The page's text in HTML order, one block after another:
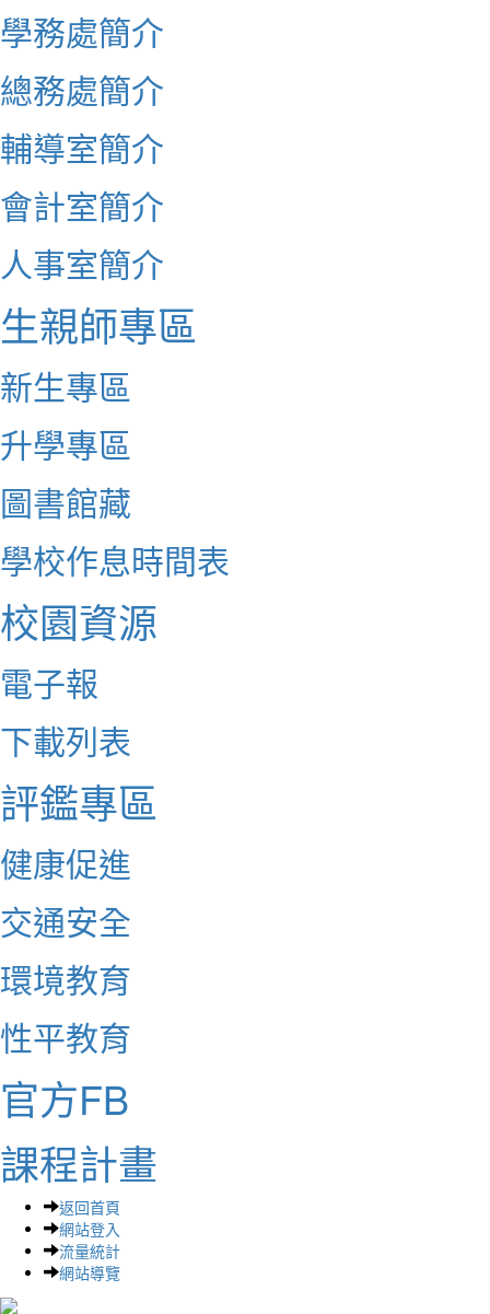
學務處簡介
總務處簡介
輔導室簡介
會計室簡介
人事室簡介
生親師專區
新生專區
升學專區
圖書館藏
學校作息時間表
校園資源
電子報
下載列表
評鑑專區
健康促進
交通安全
環境教育
性平教育
官方FB
課程計畫
返回首頁
網站登入
流量統計
網站導覽